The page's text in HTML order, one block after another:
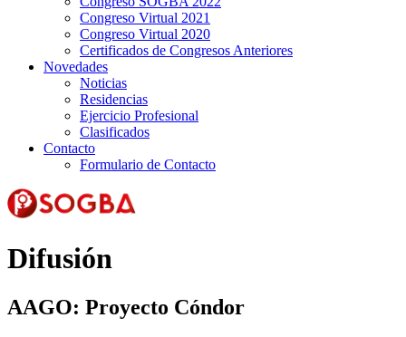
Congreso Virtual 2021
Congreso Virtual 2020
Certificados de Congresos Anteriores
Novedades
Noticias
Residencias
Ejercicio Profesional
Clasificados
Contacto
Formulario de Contacto
Difusión
AAGO: Proyecto Cóndor